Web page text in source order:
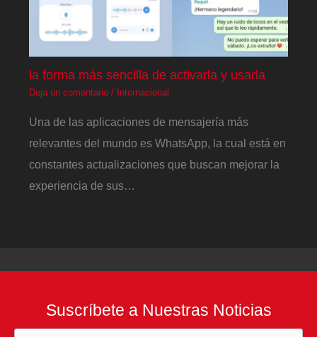
la forma más sencilla de activarla y usarla
Deja un comentario / Internacional
Una de las aplicaciones de mensajería más
relevantes del mundo es WhatsApp, la cual está en
constantes actualizaciones que buscan mejorar la
experiencia de sus…
Suscríbete a Nuestras Noticias